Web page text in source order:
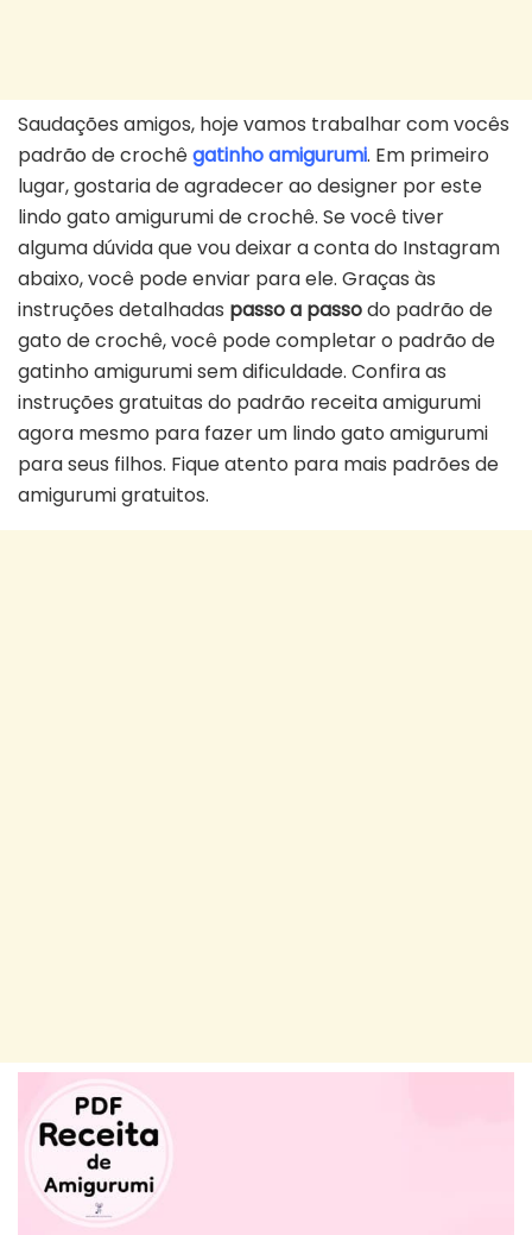
Saudações amigos, hoje vamos trabalhar com vocês
padrão de crochêgatinho amigurumi. Em primeiro
lugar, gostaria de agradecer ao designer por este
lindo gato amigurumi de crochê. Se você tiver
alguma dúvida que vou deixar a conta do Instagram
abaixo, você pode enviar para ele. Graças às
instruções detalhadas passo a passodo padrão de
gato de crochê, você pode completar o padrão de
gatinho amigurumi sem dificuldade. Confira as
instruções gratuitas do padrão receita amigurumi
agora mesmo para fazer um lindo gato amigurumi
para seus filhos. Fique atento para mais padrões de
amigurumi gratuitos.